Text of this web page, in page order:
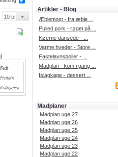
Artikler - Blog
Æblemost - fra æble ...
Pulled pork - røget på ...
Køerne dansede - ...
Varme hveder - Store ...
Fastelavnsboller - ...
Madplan - kom i gang ...
Islagkage - dessert ...
Madplaner
Madplan uge 27
Madplan uge 26
Madplan uge 25
Madplan uge 24
Madplan uge 23
Madplan uge 22